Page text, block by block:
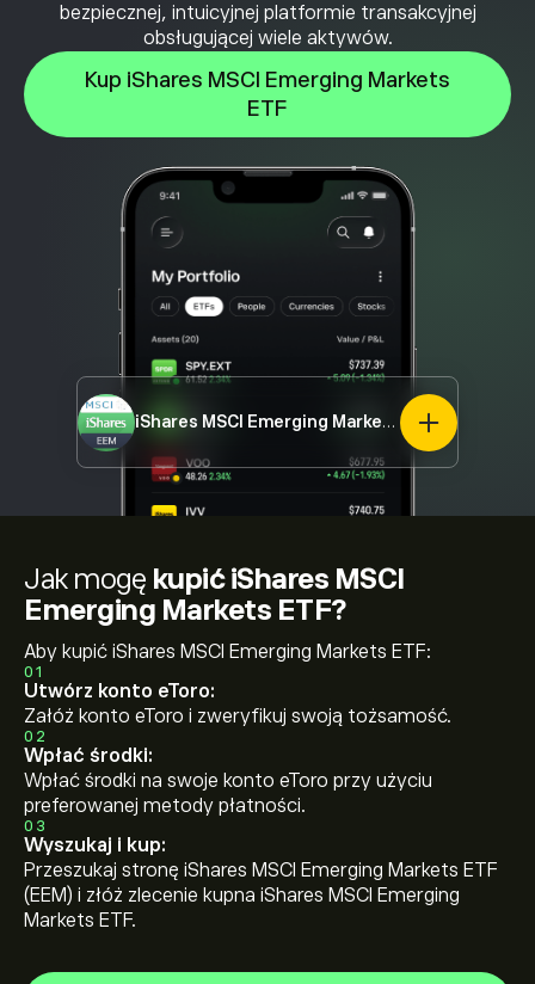
bezpiecznej, intuicyjnej platformie transakcyjnej
obsługującej wiele aktywów.
Kup iShares MSCI Emerging Markets
ETF
iShares MSCI Emerging Markets ETF EEM
Jak mogę kupić iShares MSCI
Emerging Markets ETF?
Aby kupić iShares MSCI Emerging Markets ETF:
01
Utwórz konto eToro:
Załóż konto eToro i zweryfikuj swoją tożsamość.
02
Wpłać środki:
Wpłać środki na swoje konto eToro przy użyciu
preferowanej metody płatności.
03
Wyszukaj i kup:
Przeszukaj stronę iShares MSCI Emerging Markets ETF
(EEM) i złóż zlecenie kupna iShares MSCI Emerging
Markets ETF.